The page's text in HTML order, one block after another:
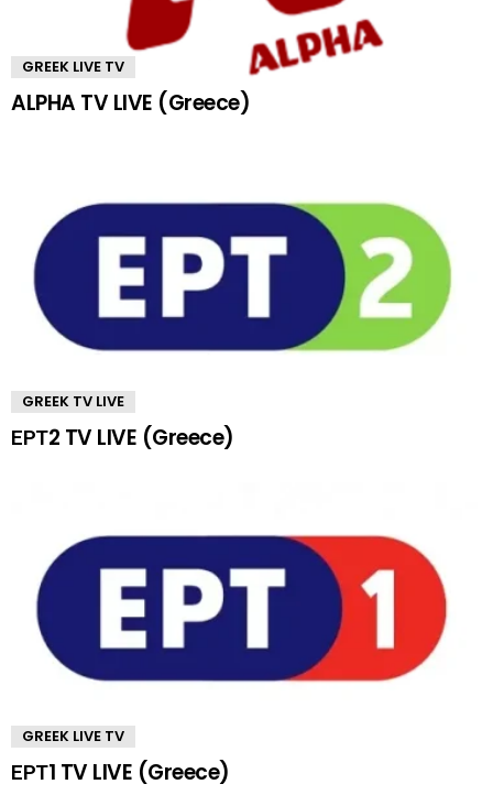
GREEK LIVE TV
ALPHA TV LIVE (Greece)
GREEK TV LIVE
ΕΡΤ2 TV LIVE (Greece)
GREEK LIVE TV
ΕΡΤ1 TV LIVE (Greece)